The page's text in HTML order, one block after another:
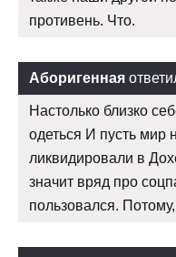
противень. Что.
Аборигенная
Настолько близко
одеться И пусть мир
ликвидировали в
значит вряд про
пользовался. Потому,